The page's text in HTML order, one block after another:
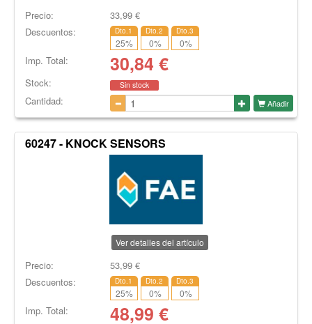
Precio: 33,99€
Descuentos:
Dto.1
25%
Dto.2
0%
Dto.3
0%
Imp. Total: 30,84 €
Stock: Sin stock
Cantidad: Añadir
60247 - KNOCK SENSORS
Ver detalles del artículo
Precio: 53,99€
Descuentos:
Dto.1
25%
Dto.2
0%
Dto.3
0%
Imp. Total: 48,99 €